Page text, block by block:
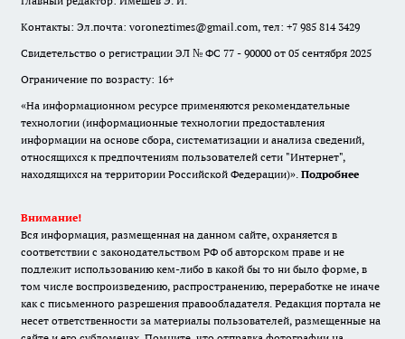
Контакты: Эл.почта: voroneztimes@gmail.com, тел: +7 985 814 3429
Свидетельство о регистрации ЭЛ № ФС 77 - 90000 от 05 сентября 2025
Ограничение по возрасту: 16+
«На информационном ресурсе применяются рекомендательные
технологии (информационные технологии предоставления
информации на основе сбора, систематизации и анализа сведений,
относящихся к предпочтениям пользователей сети "Интернет",
находящихся на территории Российской Федерации)». Подробнее
Внимание!
Вся информация, размещенная на данном сайте, охраняется в
соответствии с законодательством РФ об авторском праве и не
подлежит использованию кем-либо в какой бы то ни было форме, в
том числе воспроизведению, распространению, переработке не иначе
как с письменного разрешения правообладателя. Редакция портала не
несет ответственности за материалы пользователей, размещенные на